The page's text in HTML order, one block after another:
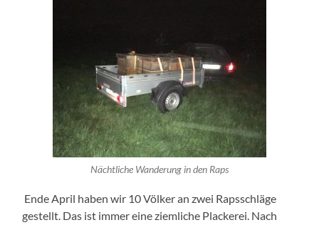
Nächtliche Wanderung in den Raps
Ende April haben wir 10 Völker an zwei Rapsschläge
gestellt. Das ist immer eine ziemliche Plackerei. Nach